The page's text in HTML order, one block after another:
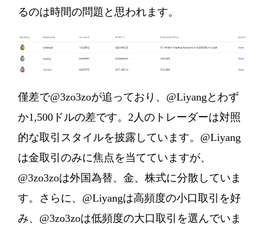
るのは時間の問題と思われます。
僅差で@3zo3zoが追っており、@Liyangとわず
か1,500ドルの差です。2人のトレーダーは対照
的な取引スタイルを披露しています。@Liyang
は金取引のみに焦点を当てていますが、
@3zo3zoは外国為替、金、株式に分散していま
す。さらに、@Liyangは高頻度の小口取引を好
み、@3zo3zoは低頻度の大口取引を選んでいま